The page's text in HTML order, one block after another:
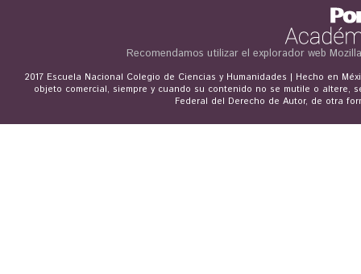
Recomendamos utilizar el explorador web
2017 Escuela Nacional Colegio de Ciencias y Humanidades | Hecho en
objeto comercial, siempre y cuando su contenido no se mutile o altere,
Federal del Derecho de Autor, de otra